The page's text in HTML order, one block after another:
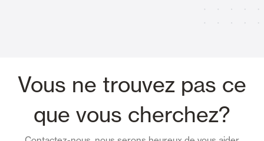
Vous ne trouvez pas ce
que vous cherchez?